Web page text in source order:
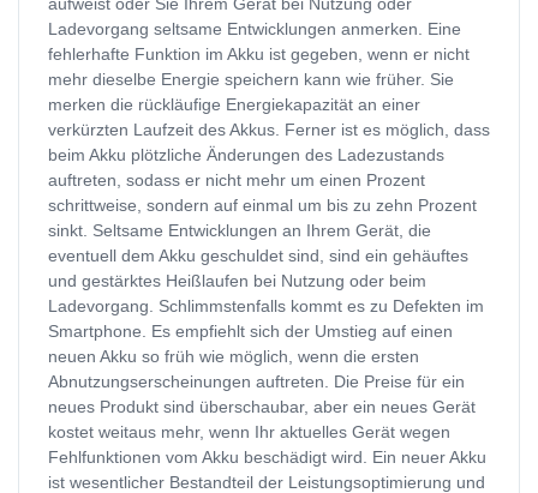
Ladevorgang seltsame Entwicklungen anmerken. Eine
fehlerhafte Funktion im Akku ist gegeben, wenn er nicht
mehr dieselbe Energie speichern kann wie früher. Sie
merken die rückläufige Energiekapazität an einer
verkürzten Laufzeit des Akkus. Ferner ist es möglich, dass
beim Akku plötzliche Änderungen des Ladezustands
auftreten, sodass er nicht mehr um einen Prozent
schrittweise, sondern auf einmal um bis zu zehn Prozent
sinkt. Seltsame Entwicklungen an Ihrem Gerät, die
eventuell dem Akku geschuldet sind, sind ein gehäuftes
und gestärktes Heißlaufen bei Nutzung oder beim
Ladevorgang. Schlimmstenfalls kommt es zu Defekten im
Smartphone. Es empfiehlt sich der Umstieg auf einen
neuen Akku so früh wie möglich, wenn die ersten
Abnutzungserscheinungen auftreten. Die Preise für ein
neues Produkt sind überschaubar, aber ein neues Gerät
kostet weitaus mehr, wenn Ihr aktuelles Gerät wegen
Fehlfunktionen vom Akku beschädigt wird. Ein neuer Akku
ist wesentlicher Bestandteil der Leistungsoptimierung und